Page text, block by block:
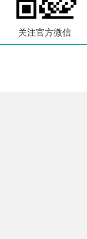
关注官方微信